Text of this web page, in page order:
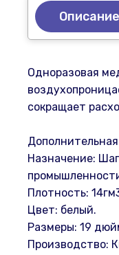
Описание
Одноразовая
сокращает
Назначение:
Плотность:
Цвет: белый.
Размеры: 19
Производство: